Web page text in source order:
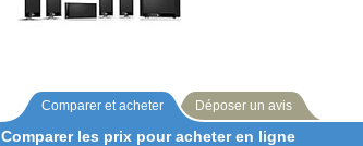
Comparer et acheter Déposer un avis
Comparer les prix pour acheter en ligne